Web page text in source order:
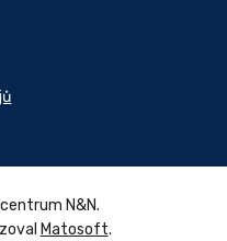
N&N.
Matosoft.